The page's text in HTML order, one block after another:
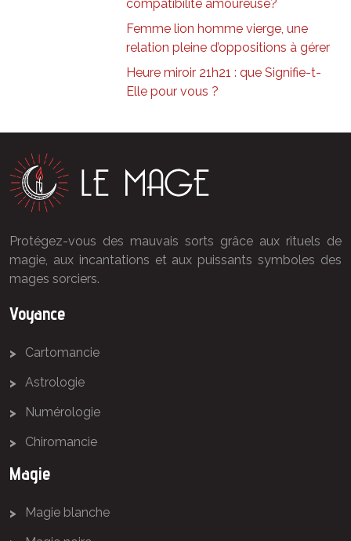
compatibilité amoureuse?
Femme lion homme vierge, une
relation pleine d’oppositions à gérer
Heure miroir 21h21 : que Signifie-t-
Elle pour vous ?
Protégez-vous des mauvais sorts grâce aux rituels de
magie, aux incantations et aux puissants symboles des
mages sorciers.
Voyance
Cartomancie
Astrologie
Numérologie
Chiromancie
Magie
Magie blanche